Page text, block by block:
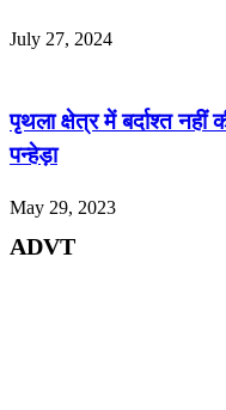
July 27, 2024
पृथला क्षेत्र में बर्दाश्त नहीं
पन्हेड़ा
May 29, 2023
ADVT